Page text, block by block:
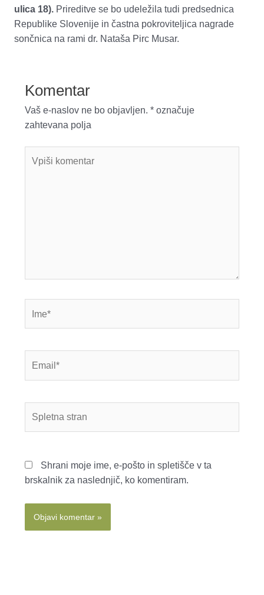
ulica 18). Prireditve se bo udeležila tudi predsednica
Republike Slovenije in častna pokroviteljica nagrade
sončnica na rami dr. Nataša Pirc Musar.
Komentar
Vaš e-naslov ne bo objavljen. *označuje
zahtevana polja
komentar
stran
Shrani moje ime, e-pošto in spletišče v ta
brskalnik za naslednjič, ko komentiram.